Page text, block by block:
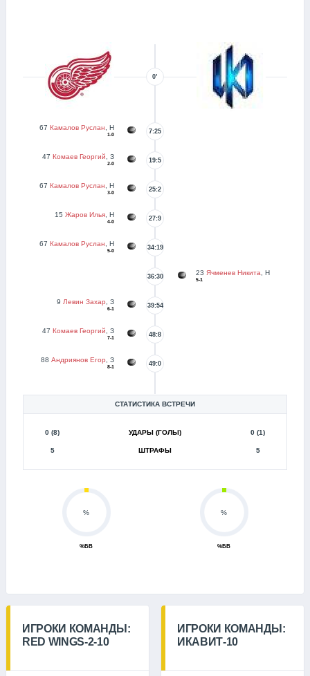
0’
67 Камалов Руслан , Н
1-0 7:25
47 Комаев Георгий , З
2-0 19:5
67 Камалов Руслан , Н
3-0 25:2
15 Жаров Илья , Н
4-0 27:9
67 Камалов Руслан , Н
5-0 34:19
23 Ячменев Никита , Н
5-1
36:30
9 Левин Захар , З
6-1 39:54
47 Комаев Георгий , З
7-1 48:8
88 Андриянов Егор , З
8-1 49:0
СТАТИСТИКА ВСТРЕЧИ
0 (8) УДАРЫ (ГОЛЫ) 0 (1)
5 ШТРАФЫ 5
%
%БВ
%
%БВ
ИГРОКИ КОМАНДЫ:
RED WINGS-2-10
ИГРОКИ КОМАНДЫ:
ИКАВИТ-10